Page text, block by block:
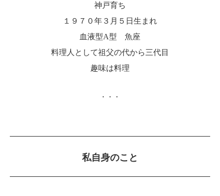
神戸育ち
１９７０年３月５日生まれ
血液型A型 魚座
料理人として祖父の代から三代目
趣味は料理
・・・
私自身のこと